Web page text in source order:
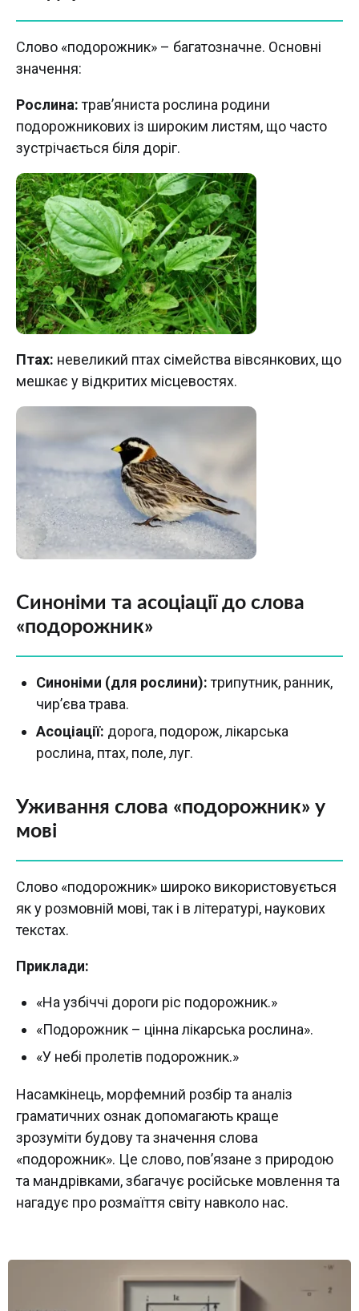
Слово «подорожник» – багатозначне. Основні
значення:
Рослина:трав’яниста рослина родини
подорожникових із широким листям, що часто
зустрічається біля доріг.
Птах: невеликий птах сімейства вівсянкових, що
мешкає у відкритих місцевостях.
Синоніми та асоціації до слова
«подорожник»
Синоніми (для рослини):трипутник, ранник,
чир’єва трава.
Асоціації: дорога, подорож, лікарська
рослина, птах, поле, луг.
Уживання слова «подорожник» у
мові
Слово «подорожник» широко використовується
як у розмовній мові, так і в літературі, наукових
текстах.
Приклади:
«На узбіччі дороги ріс подорожник.»
«Подорожник – цінна лікарська рослина».
«У небі пролетів подорожник.»
Насамкінець, морфемний розбір та аналіз
граматичних ознак допомагають краще
зрозуміти будову та значення слова
«подорожник». Це слово, пов’язане з природою
та мандрівками, збагачує російське мовлення та
нагадує про розмаїття світу навколо нас.